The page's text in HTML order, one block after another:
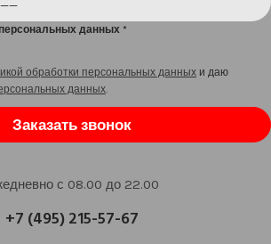
данных *
обработки персональных данных и даю
данных.
Заказать звонок
с 08.00 до 22.00
+7 (495) 215-57-67